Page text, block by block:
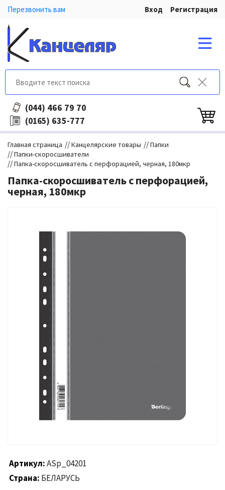
Перезвонить вам Вход Регистрация
(044) 466 79 70
(0165) 635-777
Главная страница //Канцелярские товары //Папки
//Папки-скоросшиватели
//Папка-скоросшиватель с перфорацией, черная, 180мкр
Папка-скоросшиватель с перфорацией,
черная, 180мкр
Артикул ASp_04201
Страна БЕЛАРУСЬ